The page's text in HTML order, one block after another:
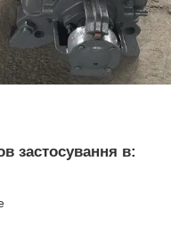
застосування в: